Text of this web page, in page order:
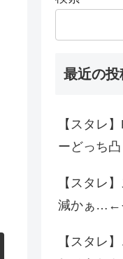
最近の投
【スタレ
ーどっち
【スタレ
減かぁ…←
【スタレ